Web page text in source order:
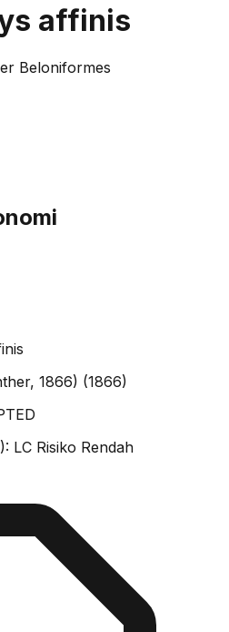
affinis
Beloniformes
1866) (1866)
LC Risiko Rendah